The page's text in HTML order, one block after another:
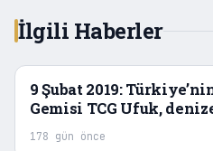
İlgili Haberler
9 Şubat 2019:
Gemisi TCG Ufuk,
178 gün önce